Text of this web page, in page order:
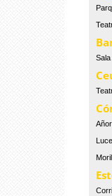
Sala